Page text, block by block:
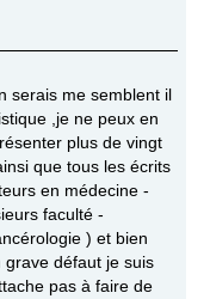
serais me semblent il
,je ne peux en
plus de vingt
que tous les écrits
en médecine -
faculté -
) et bien
grave défaut je suis
pas à faire de